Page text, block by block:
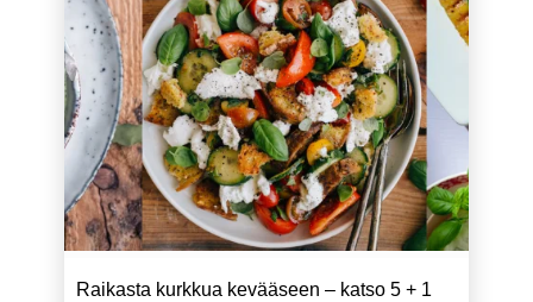
Raikasta kurkkua kevääseen – katso 5 + 1